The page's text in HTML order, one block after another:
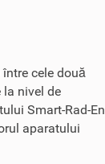
cele două
nivel de
Smart-Rad-En
aparatului